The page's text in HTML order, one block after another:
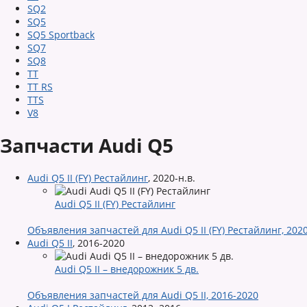
SQ2
SQ5
SQ5 Sportback
SQ7
SQ8
TT
TT RS
TTS
V8
Запчасти Audi Q5
Audi Q5 II (FY) Рестайлинг, 2020-н.в.
Audi Q5 II (FY) Рестайлинг
Объявления запчастей для Audi Q5 II (FY) Рестайлинг,
Audi Q5 II, 2016-2020
Audi Q5 II – внедорожник 5 дв.
Объявления запчастей для Audi Q5 II, 2016-2020